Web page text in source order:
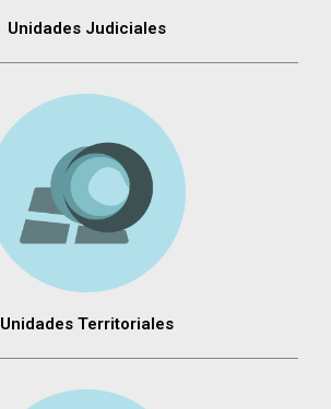
Unidades Judiciales
Unidades Territoriales